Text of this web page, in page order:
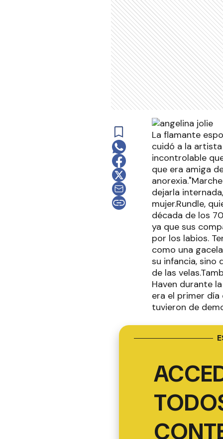
La flamante
cuidó a la artista
incontrolable
que era amiga
dejarla
mujer.Rundle,
década de los
ya que sus
por los labios.
como una
su infancia, sino
de las
Haven durante
era el primer
tuvieron de